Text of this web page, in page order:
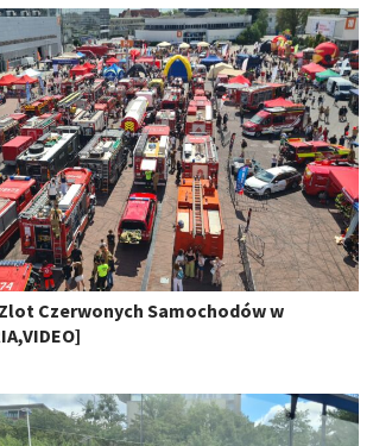
Czerwonych Samochodów w